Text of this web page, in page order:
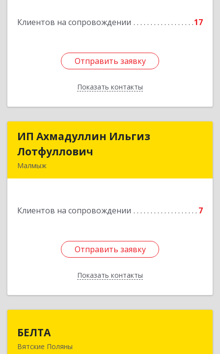
Клиентов на сопровождении 17
Отправить заявку
Показать контакты
Отправить заявку
Назад
ИП Ахмадуллин Ильгиз
Лотфуллович
Малмыж
Клиентов на сопровождении 7
Отправить заявку
Показать контакты
ИП Ахмадуллин Ильгиз
Подробнее
Отправить заявку
Назад
БЕЛТА
Вятские Поляны
612960, Кировская обл, Вятские Поляны г,